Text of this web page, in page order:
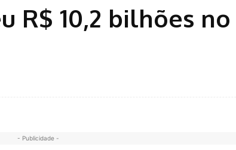
R$ 10,2 bilhões
- Publicidade -